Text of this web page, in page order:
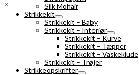
×
Silk Mohair
Strikkekit
Strikkekit – Baby
Strikkekit – Interiør
Strikkekit – Kurve
Strikkekit – Tæpper
Strikkekit – Vaskeklude
Strikkekit – Trøjer
Strikkeopskrifter